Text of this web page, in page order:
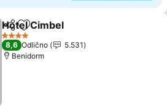
Deli Dodati u favorite
Hotel Cimbel
4 Zvezdice
8,6 Odlično
5.531
Benidorm